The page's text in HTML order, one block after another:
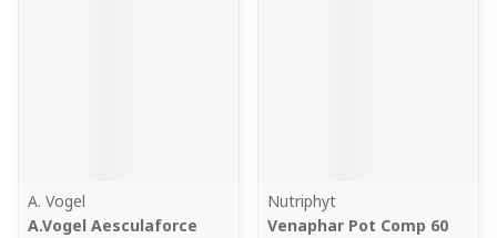
A. Vogel
A.Vogel Aesculaforce
Nutriphyt
Venaphar Pot Comp 60